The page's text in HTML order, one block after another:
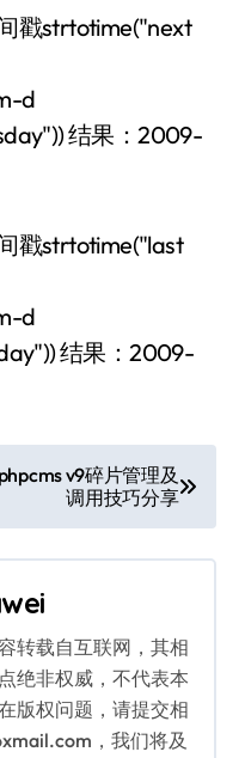
戳strtotime("next
d
结果：2009-
戳strtotime("last
d
结果：2009-
phpcms v9碎片管理及
调用技巧分享
转载自互联网，其相
绝非权威，不代表本
版权问题，请提交相
，我们将及